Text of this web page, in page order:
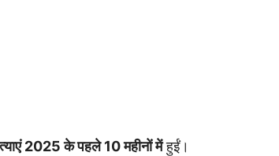
2025 के पहले 10 महीनों मेंहुईं।